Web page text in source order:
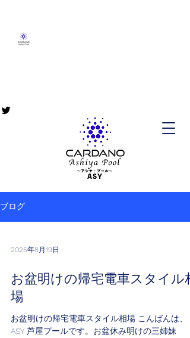
ブログ
2025年8月19日
お盆明けの帰宅電車スタイル
場
お盆明けの帰宅電車スタイル相場 こんばんは、
ASY 芦屋プールです。お盆休み明けの三姉妹